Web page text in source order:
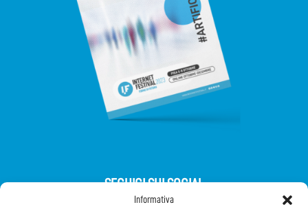
Informativa
SEGUICI SUI SOCIAL